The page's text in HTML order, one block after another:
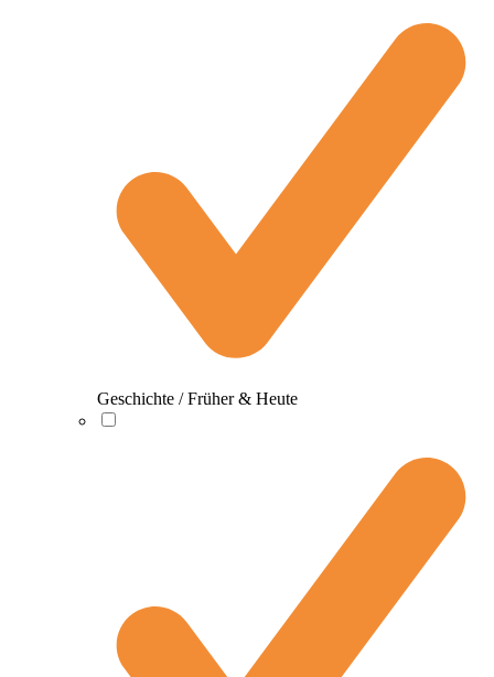
Geschichte / Früher & Heute